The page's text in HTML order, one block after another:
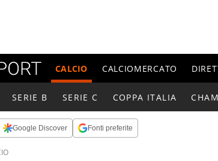
CALCIO CALCIOMERCATO
SERIE B SERIE C COPPA ITALIA
Google Discover Fonti preferite